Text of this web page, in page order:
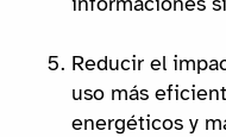
Reducir el
uso más
energéticos y